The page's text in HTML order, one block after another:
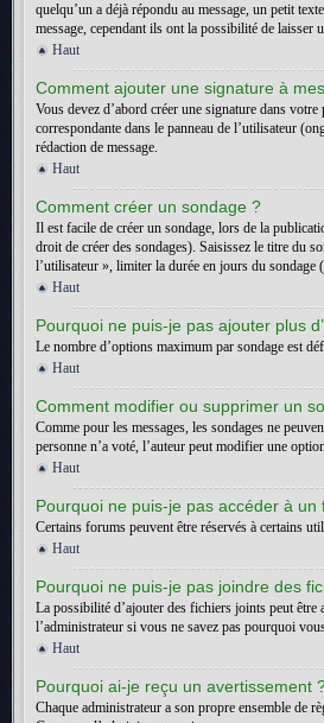
quelqu’un a déjà répondu au message, un petit
message, cependant ils ont la possibilité de
Haut
Comment ajouter une signature à
Vous devez d’abord créer une signature dans
correspondante dans le panneau de l’utilisateur
rédaction de message.
Haut
Comment créer un sondage ?
Il est facile de créer un sondage, lors de la
droit de créer des sondages). Saisissez le titre du
l’utilisateur », limiter la durée en jours du
Haut
Pourquoi ne puis-je pas ajouter plus
Le nombre d’options maximum par sondage est
Haut
Comment modifier ou supprimer un
Comme pour les messages, les sondages ne
personne n’a voté, l’auteur peut modifier une
Haut
Pourquoi ne puis-je pas accéder à un
Certains forums peuvent être réservés à certains
Haut
Pourquoi ne puis-je pas joindre des
La possibilité d’ajouter des fichiers joints peut
l’administrateur si vous ne savez pas pourquoi
Haut
Pourquoi ai-je reçu un avertissement
Chaque administrateur a son propre ensemble de